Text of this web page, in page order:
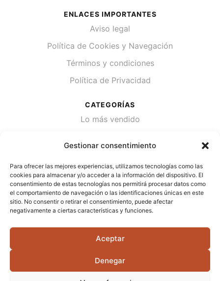
Gestionar consentimiento
Para ofrecer las mejores experiencias, utilizamos tecnologías como las
cookies para almacenar y/o acceder a la información del dispositivo. El
consentimiento de estas tecnologías nos permitirá procesar datos como
el comportamiento de navegación o las identificaciones únicas en este
sitio. No consentir o retirar el consentimiento, puede afectar
negativamente a ciertas características y funciones.
Aceptar
Denegar
ENLACES IMPORTANTES
Aviso legal
Política de Cookies y Navegación
Términos y condiciones
Política de Privacidad
CATEGORÍAS
Lo más vendido
Desinfección de agua
CONTACTA
Cami Primera Marrada, SN, 25600, Balaguer
info@jardipamies.com
621 238 242